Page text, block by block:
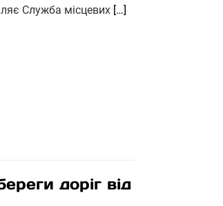
Служба місцевих […]
доріг від